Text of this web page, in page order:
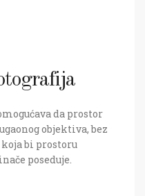
da prostor
objektiva, bez
bi prostoru
poseduje.